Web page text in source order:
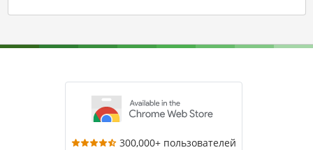
300,000+ пользователей